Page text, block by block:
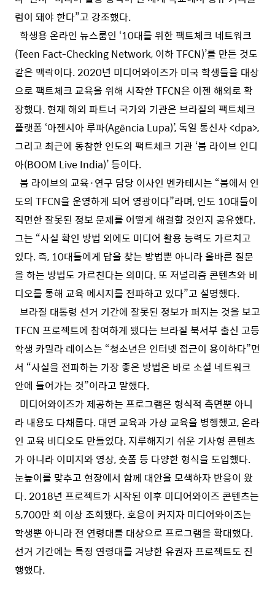
럼이 돼야 한다”고 강조했다.
학생용 온라인 뉴스룸인 ‘10대를 위한 팩트체크 네트워크
(Teen Fact-Checking Network, 이하 TFCN)’를 만든 것도
같은 맥락이다. 2020년 미디어와이즈가 미국 학생들을 대상
으로 팩트체크 교육을 위해 시작한 TFCN은 이젠 해외로 확
장했다. 현재 해외 파트너 국가와 기관은 브라질의 팩트체크
플랫폼 ‘아젠시아 루파(Agência Lupa)’, 독일 통신사 <dpa>,
그리고 최근에 동참한 인도의 팩트체크 기관 ‘붐 라이브 인디
아(BOOM Live India)’ 등이다.
붐 라이브의 교육·연구 담당 이사인 벤카테시는 “붐에서 인
도의 TFCN을 운영하게 되어 영광이다”라며, 인도 10대들이
직면한 잘못된 정보 문제를 어떻게 해결할 것인지 공유했다.
그는 ​“사실 확인 방법 외에도 미디어 활용 능력도 가르치고
있다. 즉, 10대들에게 답을 찾는 방법뿐 아니라 올바른 질문
을 하는 방법도 가르친다는 의미다. 또 저널리즘 콘텐츠와 비
디오를 통해 교육 메시지를 전파하고 있다”고 설명했다.
브라질 대통령 선거 기간에 잘못된 정보가 퍼지는 것을 보고
TFCN 프로젝트에 참여하게 됐다는 브라질 북서부 출신 고등
학생 카밀라 레이스는 “청소년은 인터넷 접근이 용이하다”면
서 “사실을 전파하는 가장 좋은 방법은 바로 소셜 네트워크
안에 들어가는 것”이라고 말했다.
미디어와이즈가 제공하는 프로그램은 형식적 측면뿐 아니
라 내용도 다채롭다. 대면 교육과 가상 교육을 병행했고, 온라
인 교육 비디오도 만들었다. 지루해지기 쉬운 기사형 콘텐츠
가 아니라 이미지와 영상, 숏폼 등 다양한 형식을 도입했다.
눈높이를 맞추고 현장에서 함께 대안을 모색하자 반응이 왔
다. 2018년 프로젝트가 시작된 이후 미디어와이즈 콘텐츠는
5,700만 회 이상 조회됐다. 호응이 커지자 미디어와이즈는
학생뿐 아니라 전 연령대를 대상으로 프로그램을 확대했다.
선거 기간에는 특정 연령대를 겨냥한 유권자 프로젝트도 진
행했다.